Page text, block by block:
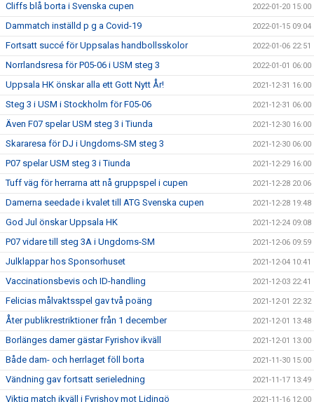
Cliffs blå borta i Svenska cupen 2022-01-20 15:00
Dammatch inställd p g a Covid-19 2022-01-15 09:04
Fortsatt succé för Uppsalas handbollsskolor 2022-01-06 22:51
Norrlandsresa för P05-06 i USM steg 3 2022-01-01 06:00
Uppsala HK önskar alla ett Gott Nytt År! 2021-12-31 16:00
Steg 3 i USM i Stockholm för F05-06 2021-12-31 06:00
Även F07 spelar USM steg 3 i Tiunda 2021-12-30 16:00
Skararesa för DJ i Ungdoms-SM steg 3 2021-12-30 06:00
P07 spelar USM steg 3 i Tiunda 2021-12-29 16:00
Tuff väg för herrarna att nå gruppspel i cupen 2021-12-28 20:06
Damerna seedade i kvalet till ATG Svenska cupen 2021-12-28 19:48
God Jul önskar Uppsala HK 2021-12-24 09:08
P07 vidare till steg 3A i Ungdoms-SM 2021-12-06 09:59
Julklappar hos Sponsorhuset 2021-12-04 10:41
Vaccinationsbevis och ID-handling 2021-12-03 22:41
Felicias målvaktsspel gav två poäng 2021-12-01 22:32
Åter publikrestriktioner från 1 december 2021-12-01 13:48
Borlänges damer gästar Fyrishov ikväll 2021-12-01 13:00
Både dam- och herrlaget föll borta 2021-11-30 15:00
Vändning gav fortsatt serieledning 2021-11-17 13:49
Viktig match ikväll i Fyrishov mot Lidingö 2021-11-16 12:00